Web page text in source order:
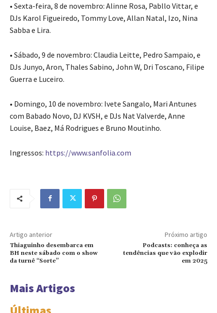
• Sexta-feira, 8 de novembro: Alinne Rosa, Pabllo Vittar, e
DJs Karol Figueiredo, Tommy Love, Allan Natal, Izo, Nina
Sabba e Lira.
• Sábado, 9 de novembro: Claudia Leitte, Pedro Sampaio, e
DJs Junyo, Aron, Thales Sabino, John W, Dri Toscano, Filipe
Guerra e Luceiro.
• Domingo, 10 de novembro: Ivete Sangalo, Mari Antunes
com Babado Novo, DJ KVSH, e DJs Nat Valverde, Anne
Louise, Baez, Má Rodrigues e Bruno Moutinho.
Ingressos: https://www.sanfolia.com
Artigo anterior
Thiaguinho desembarca em
BH neste sábado com o show
da turnê “Sorte”
Próximo artigo
Podcasts: conheça as
tendências que vão explodir
em 2025
Mais Artigos